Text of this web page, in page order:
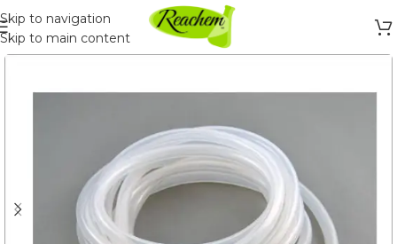
Skip to navigation
Skip to main content